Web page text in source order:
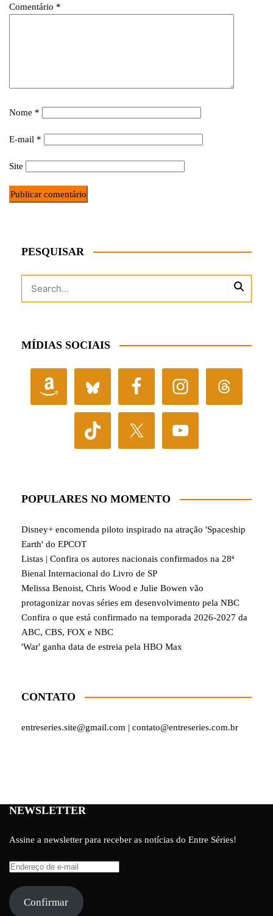
Comentário *
Nome *
E-mail *
Site
PESQUISAR
MÍDIAS SOCIAIS
POPULARES NO MOMENTO
Disney+ encomenda piloto inspirado na atração 'Spaceship
Earth' do EPCOT
Listas | Confira os autores nacionais confirmados na 28ª
Bienal Internacional do Livro de SP
Melissa Benoist, Chris Wood e Julie Bowen vão
protagonizar novas séries em desenvolvimento pela NBC
Confira o que está confirmado na temporada 2026-2027 da
ABC, CBS, FOX e NBC
'War' ganha data de estreia pela HBO Max
CONTATO
entreseries.site@gmail.com | contato@entreseries.com.br
NEWSLETTER
Assine a newsletter para receber as notícias do Entre Séries!
Endereço
e-
mail
Confirmar